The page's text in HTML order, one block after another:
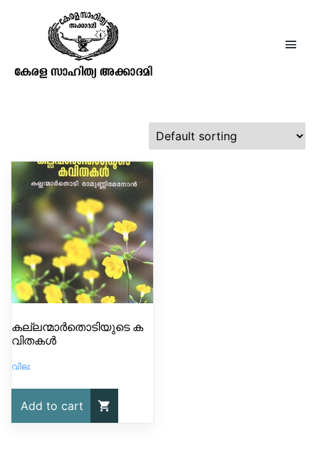
രാവുണ്ണിമേനോൻ
കല്ലന്മാർതൊടിയുടെ ക
വിതകൾ
Add to cart